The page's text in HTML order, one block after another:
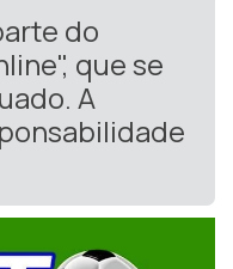
do
que se
A